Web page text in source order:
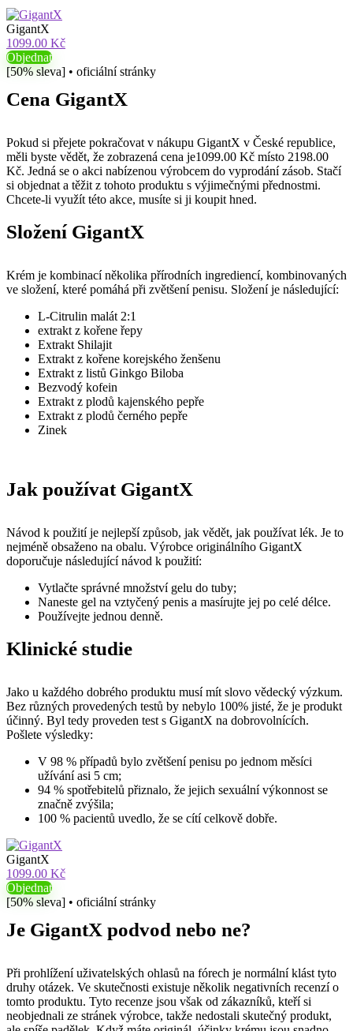
GigantX
1099.00 Kč
Objednat
[50% sleva] • oficiální stránky
Cena GigantX
Pokud si přejete pokračovat v nákupu GigantX v České republice,
měli byste vědět, že zobrazená cena je1099.00 Kč místo 2198.00
Kč. Jedná se o akci nabízenou výrobcem do vyprodání zásob. Stačí
si objednat a těžit z tohoto produktu s výjimečnými přednostmi.
Chcete-li využít této akce, musíte si ji koupit hned.
Složení GigantX
Krém je kombinací několika přírodních ingrediencí, kombinovaných
ve složení, které pomáhá při zvětšení penisu. Složení je následující:
L-Citrulin malát 2:1
extrakt z kořene řepy
Extrakt Shilajit
Extrakt z kořene korejského ženšenu
Extrakt z listů Ginkgo Biloba
Bezvodý kofein
Extrakt z plodů kajenského pepře
Extrakt z plodů černého pepře
Zinek
Jak používat GigantX
Návod k použití je nejlepší způsob, jak vědět, jak používat lék. Je to
nejméně obsaženo na obalu. Výrobce originálního GigantX
doporučuje následující návod k použití:
Vytlačte správné množství gelu do tuby;
Naneste gel na vztyčený penis a masírujte jej po celé délce.
Používejte jednou denně.
Klinické studie
Jako u každého dobrého produktu musí mít slovo vědecký výzkum.
Bez různých provedených testů by nebylo 100% jisté, že je produkt
účinný. Byl tedy proveden test s GigantX na dobrovolnících.
Pošlete výsledky:
V 98 % případů bylo zvětšení penisu po jednom měsíci
užívání asi 5 cm;
94 % spotřebitelů přiznalo, že jejich sexuální výkonnost se
značně zvýšila;
100 % pacientů uvedlo, že se cítí celkově dobře.
GigantX
1099.00 Kč
Objednat
[50% sleva] • oficiální stránky
Je GigantX podvod nebo ne?
Při prohlížení uživatelských ohlasů na fórech je normální klást tyto
druhy otázek. Ve skutečnosti existuje několik negativních recenzí o
tomto produktu. Tyto recenze jsou však od zákazníků, kteří si
neobjednali ze stránek výrobce, takže nedostali skutečný produkt,